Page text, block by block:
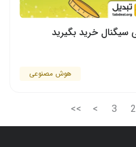
خرید بگیرید
هوش مصنوعی
2
3
>
>>